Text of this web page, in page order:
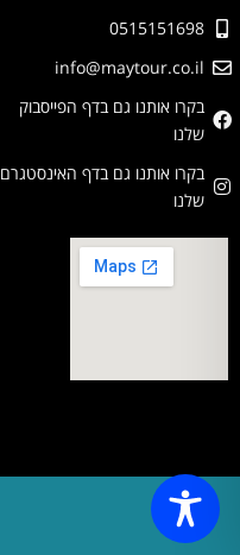
0515151698
info@maytour.co.il
בקרו אותנו גם בדף הפייסבוק
שלנו
בקרו אותנו גם בדף האינסטגרם
שלנו